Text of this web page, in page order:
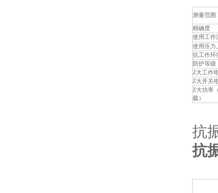
测量范围
精确度
使用工作
使用压力
抗工作环
防护等级
Z大工作
Z大开关
Z大功率
载）
抗
抗